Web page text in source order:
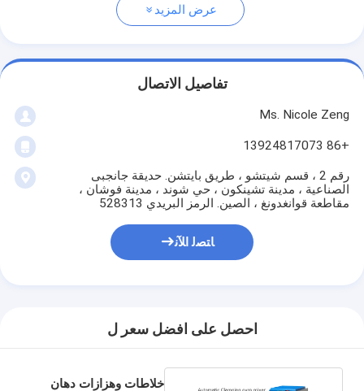
عرض المزيد
تفاصيل الاتصال
Ms. Nicole Zeng
+86 13924817073
رقم 2 ، قسم شيتشو ، طريق بايتشن. حديقة جانجبى
الصناعية ، مدينة تشينكون ، حي شوند ، مدينة فوشان ،
مقاطعة قوانغدونغ ، الصين. الرمز البريدي 528313
ﺎﺘﺼﻟ ﺍﻶﻧ
احصل على افضل سعر ل
خلاطات وهزازات دهان